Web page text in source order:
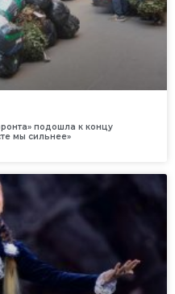
подошла к концу
мы сильнее»